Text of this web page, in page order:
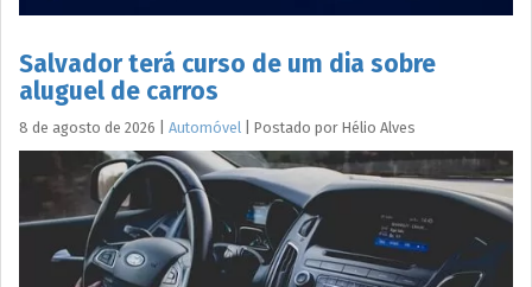
Salvador terá curso de um dia sobre
aluguel de carros
8 de agosto de 2026 Automóvel Postado por Hélio Alves